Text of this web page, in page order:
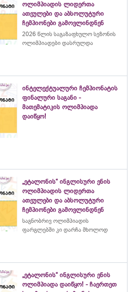
ოლიმპიადის ლიდერთა
ათეულები და აბსოლუტური
ჩემპიონები გამოვლინდნენ
2026 წლის საგაზაფხულო სეზონის
ოლიმპიადები დასრულდა
ინტელექტუალური ჩემპიონატის
ფინალური საგანი -
მათემატიკის ოლიმპიადა
დაიწყო!
„ეტალონის“ ინგლისური ენის
ოლიმპიადის ლიდერთა
ათეულები და აბსოლუტური
ჩემპიონები გამოვლინდნენ
საგნობრივ ოლიმპიადის
ფარგლებში კი დარჩა მხოლოდ
„ეტალონის“ ინგლისური ენის
ოლიმპიადა დაიწყო! - ჩაერთეთ